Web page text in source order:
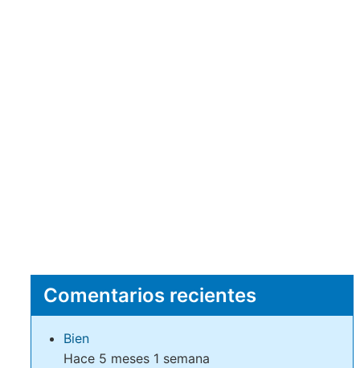
Comentarios recientes
Bien
Hace 5 meses 1 semana